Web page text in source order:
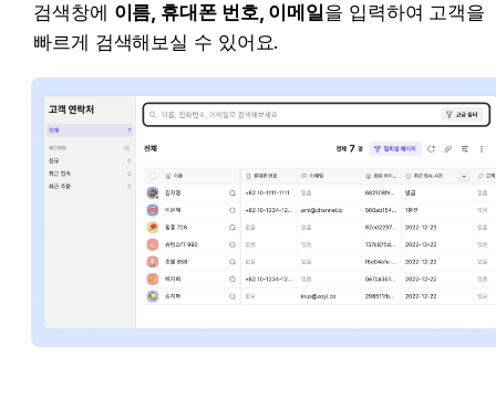
검색창에 이름, 휴대폰 번호, 이메일을 입력하여 고객을
빠르게 검색해보실 수 있어요.